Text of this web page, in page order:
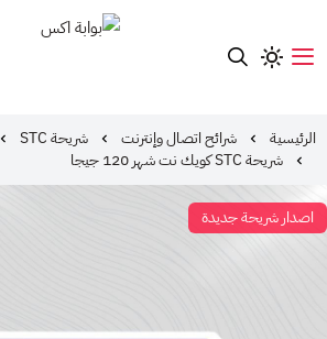
الرئيسية شرائح اتصال وإنترنت شريحة STC
شريحة STC كويك نت شهر 120 جيجا
اصدار شريحة جديدة